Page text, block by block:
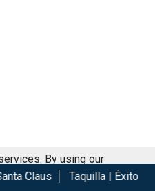
| Éxito de Spider-Man Brand
By using our
of cookies.
Got it